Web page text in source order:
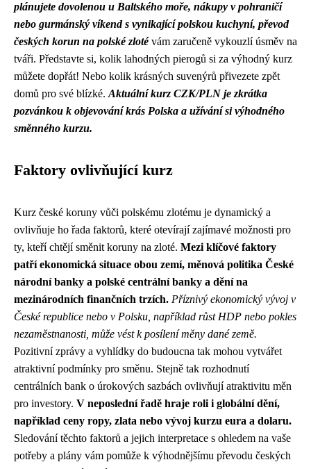
plánujete dovolenou u Baltského moře, nákupy v pohraničí
nebo gurmánský víkend s vynikající polskou kuchyní, převod
českých korun na polské zlotévám zaručeně vykouzlí úsměv na
tváři. Představte si, kolik lahodných pierogů si za výhodný kurz
můžete dopřát! Nebo kolik krásných suvenýrů přivezete zpět
domů pro své blízké. Aktuální kurz CZK/PLN je zkrátka
pozvánkou k objevování krás Polska a užívání si výhodného
směnného kurzu.
Faktory ovlivňující kurz
Kurz české koruny vůči polskému zlotému je dynamický a
ovlivňuje ho řada faktorů, které otevírají zajímavé možnosti pro
ty, kteří chtějí směnit koruny na zloté. Mezi klíčové faktory
patří ekonomická situace obou zemí, měnová politika České
národní banky a polské centrální banky a dění na
mezinárodních finančních trzích. Příznivý ekonomický vývoj v
České republice nebo v Polsku, například růst HDP nebo pokles
nezaměstnanosti, může vést k posílení měny dané země.
Pozitivní zprávy a vyhlídky do budoucna tak mohou vytvářet
atraktivní podmínky pro směnu. Stejně tak rozhodnutí
centrálních bank o úrokových sazbách ovlivňují atraktivitu měn
pro investory. V neposlední řadě hraje roli i globální dění,
například ceny ropy, zlata nebo vývoj kurzu eura a dolaru.
Sledování těchto faktorů a jejich interpretace s ohledem na vaše
potřeby a plány vám pomůže k výhodnějšímu převodu českých